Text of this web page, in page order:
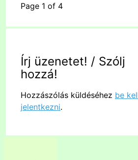
Page 1 of 4
Írj üzenetet! / Szólj
hozzá!
Hozzászólás küldéséhez be
jelentkezni.